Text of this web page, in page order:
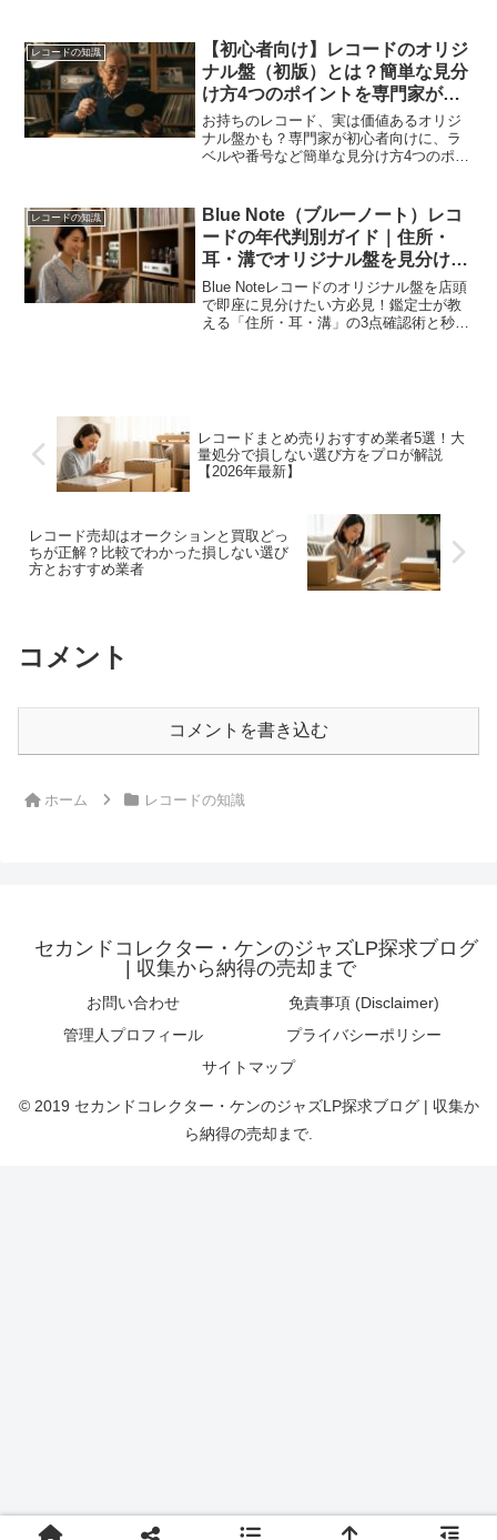
レコードの知識
【初心者向け】レコードのオリジ
ナル盤（初版）とは？簡単な見分
け方4つのポイントを専門家が解
説
お持ちのレコード、実は価値あるオリジ
ナル盤かも？専門家が初心者向けに、ラ
ベルや番号など簡単な見分け方4つのポイ
う。
レコードの知識
Blue Note（ブルーノート）レコ
ードの年代判別ガイド｜住所・
耳・溝でオリジナル盤を見分ける
方法
Blue Noteレコードのオリジナル盤を店頭
で即座に見分けたい方必見！鑑定士が教
える「住所・耳・溝」の3点確認術と秒速
レコードまとめ売りおすすめ業者5選！大
量処分で損しない選び方をプロが解説
【2026年最新】
レコード売却はオークションと買取どっ
ちが正解？比較でわかった損しない選び
方とおすすめ業者
コメント
コメントを書き込む
ホーム レコードの知識
セカンドコレクター・ケンのジャズLP探求ブログ
| 収集から納得の売却まで
お問い合わせ
免責事項 (Disclaimer)
管理人プロフィール
プライバシーポリシー
サイトマップ
© 2019 セカンドコレクター・ケンのジャズLP探求ブログ | 収集か
ら納得の売却まで.